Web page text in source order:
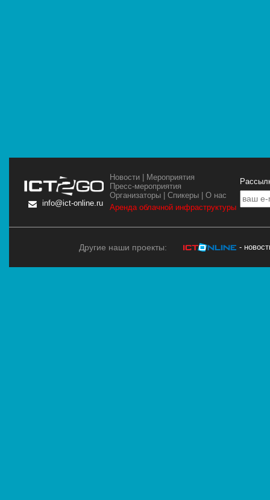
info@ict-online.ru
Новости | Мероприятия
Пресс-мероприятия
Организаторы |Спикеры |О нас
Аренда облачной инфраструктуры
Другие наши проекты: -